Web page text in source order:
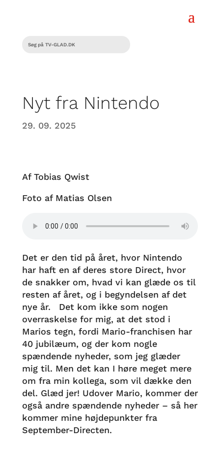
Nyt fra Nintendo
29. 09. 2025
Af Tobias Qwist
Foto af Matias Olsen
Det er den tid på året, hvor Nintendo
har haft en af deres store Direct, hvor
de snakker om, hvad vi kan glæde os til
resten af året, og i begyndelsen af det
nye år. Det kom ikke som nogen
overraskelse for mig, at det stod i
Marios tegn, fordi Mario-franchisen har
40 jubilæum, og der kom nogle
spændende nyheder, som jeg glæder
mig til. Men det kan I høre meget mere
om fra min kollega, som vil dække den
del. Glæd jer! Udover Mario, kommer der
også andre spændende nyheder – så her
kommer mine højdepunkter fra
September-Directen.